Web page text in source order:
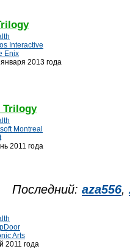
Interactive
Enix
2013 года
Trilogy
Montreal
2011 года
Последний: aza556,
Arts
2011 года